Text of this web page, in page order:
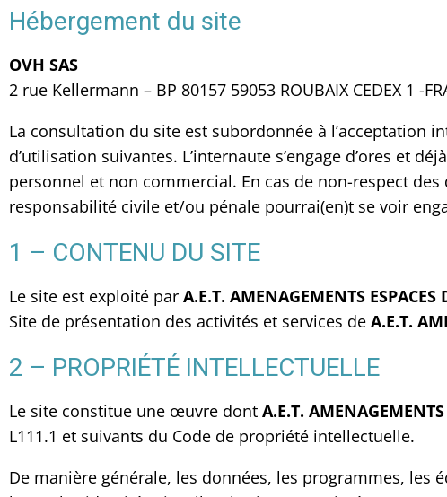
Hébergement du site
OVH SAS
2 rue Kellermann – BP 80157 59053 ROUBAIX CEDEX 1 -
La consultation du site est subordonnée à l’acceptation
d’utilisation suivantes. L’internaute s’engage d’ores et
personnel et non commercial. En cas de non-respect
responsabilité civile et/ou pénale pourrai(en)t se voir
1 – CONTENU DU SITE
Le site est exploité par A.E.T. AMENAGEMENTS ESPACES
Site de présentation des activités et services de A.E.T.
2 – PROPRIÉTÉ INTELLECTUELLE
Le site constitue une œuvre dont A.E.T.
L111.1 et suivants du Code de propriété intellectuelle.
De manière générale, les données, les programmes,